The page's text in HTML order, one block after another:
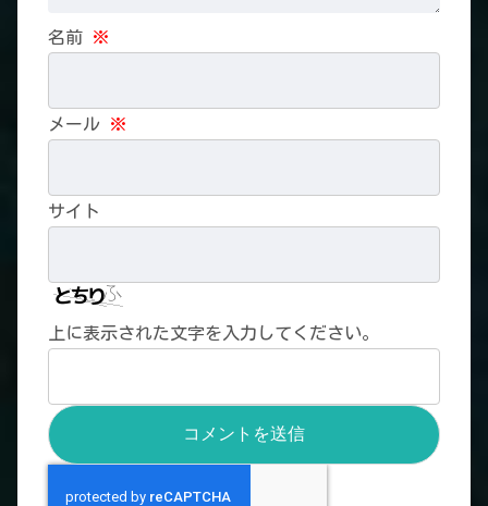
名前 ※
メール ※
サイト
上に表示された文字を入力してください。